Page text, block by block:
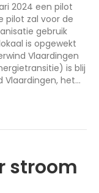
2024 een pilot
pilot zal voor de
gebruik
is opgewekt
Vlaardingen
is blij
het…
stroom